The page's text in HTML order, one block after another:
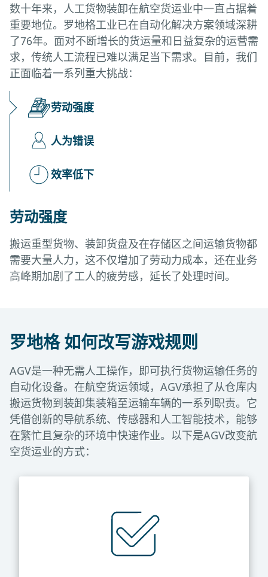
数十年来，人工货物装卸在航空货运业中一直占据着
重要地位。罗地格工业已在自动化解决方案领域深耕
了76年。面对不断增长的货运量和日益复杂的运营需
求，传统人工流程已难以满足当下需求。目前，我们
正面临着一系列重大挑战：
劳动强度
人为错误
效率低下
劳动强度
搬运重型货物、装卸货盘及在存储区之间运输货物都
需要大量人力，这不仅增加了劳动力成本，还在业务
高峰期加剧了工人的疲劳感，延长了处理时间。
碎货物，这些错误会导致高昂的延误成本并扰乱供应
链。
运转，但人工流程常在换班或劳动力短缺时形成瓶
颈。
罗地格 如何改写游戏规则
AGV是一种无需人工操作，即可执行货物运输任务的
自动化设备。在航空货运领域，AGV承担了从仓库内
搬运货物到装卸集装箱至运输车辆的一系列职责。它
凭借创新的导航系统、传感器和人工智能技术，能够
在繁忙且复杂的环境中快速作业。以下是AGV改变航
空货运业的方式：